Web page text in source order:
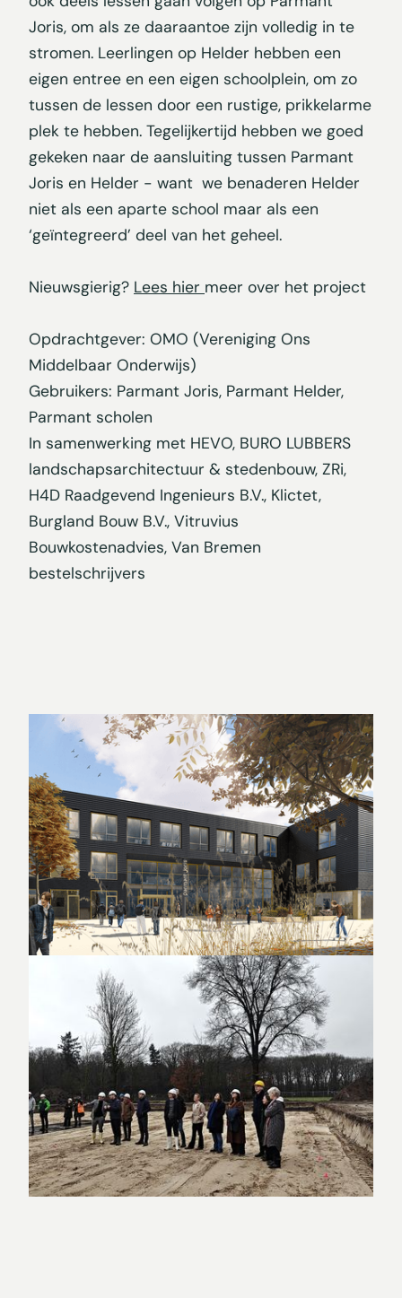
Joris, om als ze daaraantoe zijn volledig in te
stromen. Leerlingen op Helder hebben een
eigen entree en een eigen schoolplein, om zo
tussen de lessen door een rustige, prikkelarme
plek te hebben. Tegelijkertijd hebben we goed
gekeken naar de aansluiting tussen Parmant
Joris en Helder - want we benaderen Helder
niet als een aparte school maar als een
‘geïntegreerd’ deel van het geheel.
Nieuwsgierig? Lees hier meer over het project
Opdrachtgever: OMO (Vereniging Ons
Middelbaar Onderwijs)
Gebruikers: Parmant Joris, Parmant Helder,
Parmant scholen
In samenwerking met HEVO, BURO LUBBERS
landschapsarchitectuur & stedenbouw, ZRi,
H4D Raadgevend Ingenieurs B.V., Klictet,
Burgland Bouw B.V., Vitruvius
Bouwkostenadvies, Van Bremen
bestelschrijvers